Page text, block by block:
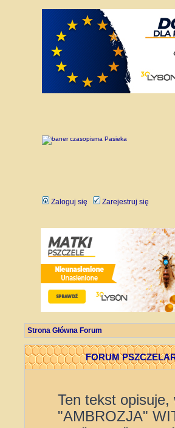
Zaloguj się Zarejestruj się
Strona Główna Forum
FORUM
Ten tekst
"AMBROZJA"